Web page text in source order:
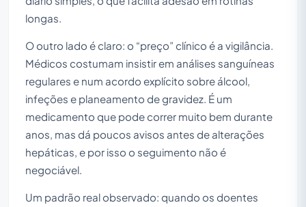
longas.
O outro lado é claro: o “preço” clínico é a vigilância.
Médicos costumam insistir em análises sanguíneas
regulares e num acordo explícito sobre álcool,
infeções e planeamento de gravidez. É um
medicamento que pode correr muito bem durante
anos, mas dá poucos avisos antes de alterações
hepáticas, e por isso o seguimento não é
negociável.
Um padrão real observado: quando os doentes